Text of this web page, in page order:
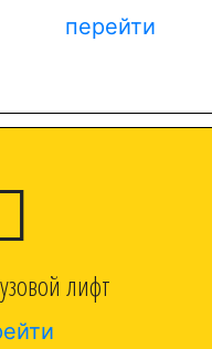
перейти
лифт